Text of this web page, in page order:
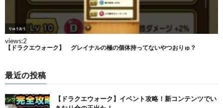
最近の投稿
【ドラクエウォーク】イベント攻略！新コンテンツでい